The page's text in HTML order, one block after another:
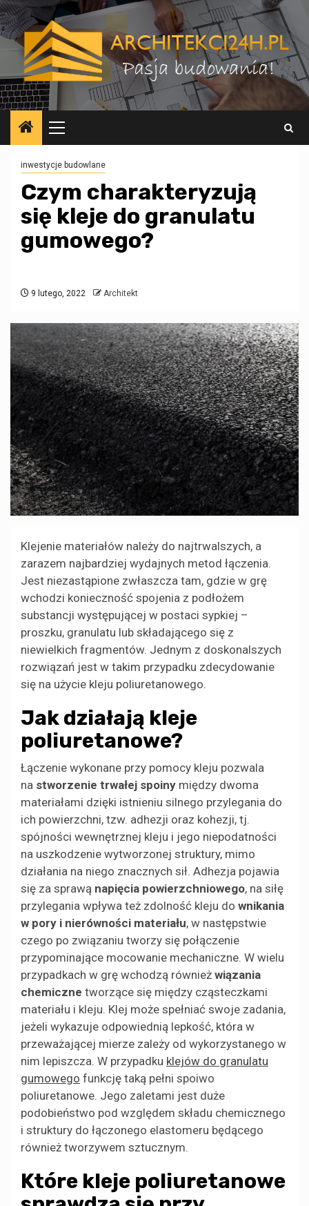
Przejdź
do
treści
Menu
główne
inwestycje budowlane
Czym charakteryzują
się kleje do granulatu
gumowego?
9 lutego, 2022 Architekt
Klejenie materiałów należy do najtrwalszych, a
zarazem najbardziej wydajnych metod łączenia.
Jest niezastąpione zwłaszcza tam, gdzie w grę
wchodzi konieczność spojenia z podłożem
substancji występującej w postaci sypkiej –
proszku, granulatu lub składającego się z
niewielkich fragmentów. Jednym z doskonalszych
rozwiązań jest w takim przypadku zdecydowanie
się na użycie kleju poliuretanowego.
Jak działają kleje
poliuretanowe?
Łączenie wykonane przy pomocy kleju pozwala
na stworzenie trwałej spoiny między dwoma
materiałami dzięki istnieniu silnego przylegania do
ich powierzchni, tzw. adhezji oraz kohezji, tj.
spójności wewnętrznej kleju i jego niepodatności
na uszkodzenie wytworzonej struktury, mimo
działania na niego znacznych sił. Adhezja pojawia
się za sprawą napięcia powierzchniowego, na siłę
przylegania wpływa też zdolność kleju do wnikania
w pory i nierówności materiału, w następstwie
czego po związaniu tworzy się połączenie
przypominające mocowanie mechaniczne. W wielu
przypadkach w grę wchodzą również wiązania
chemiczne tworzące się między cząsteczkami
materiału i kleju. Klej może spełniać swoje zadania,
jeżeli wykazuje odpowiednią lepkość, która w
przeważającej mierze zależy od wykorzystanego w
nim lepiszcza. W przypadku klejów do granulatu
gumowego funkcję taką pełni spoiwo
poliuretanowe. Jego zaletami jest duże
podobieństwo pod względem składu chemicznego
i struktury do łączonego elastomeru będącego
również tworzywem sztucznym.
Które kleje poliuretanowe